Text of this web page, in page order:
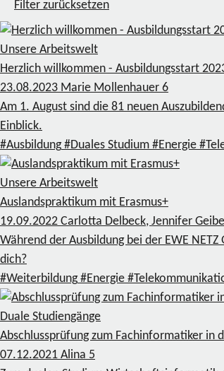
Filter zurücksetzen
Unsere Arbeitswelt
Herzlich willkommen - Ausbildungsstart
23.08.2023 Marie Mollenhauer 6
Am 1. August sind die 81 neuen
Einblick.
#Ausbildung #Duales Studium #Energie
Unsere Arbeitswelt
Auslandspraktikum mit Erasmus+
19.09.2022 Carlotta Delbeck, Jennifer
Während der Ausbildung bei der EWE
dich?
#Weiterbildung #Energie
Duale Studiengänge
Abschlussprüfung zum Fachinformatiker in
07.12.2021 Alina 5